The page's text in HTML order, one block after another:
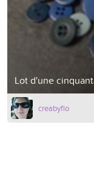
Lot d'une
creabyflo